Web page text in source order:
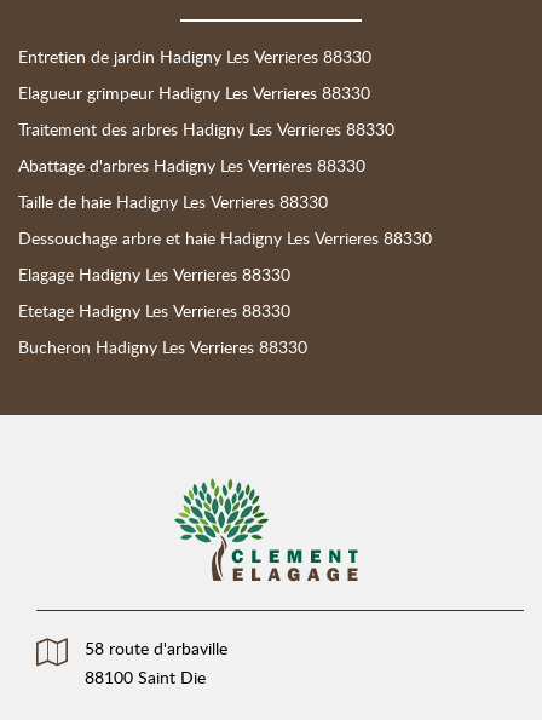
Entretien de jardin Hadigny Les Verrieres 88330
Elagueur grimpeur Hadigny Les Verrieres 88330
Traitement des arbres Hadigny Les Verrieres 88330
Abattage d'arbres Hadigny Les Verrieres 88330
Taille de haie Hadigny Les Verrieres 88330
Dessouchage arbre et haie Hadigny Les Verrieres 88330
Elagage Hadigny Les Verrieres 88330
Etetage Hadigny Les Verrieres 88330
Bucheron Hadigny Les Verrieres 88330
58 route d'arbaville
88100 Saint Die